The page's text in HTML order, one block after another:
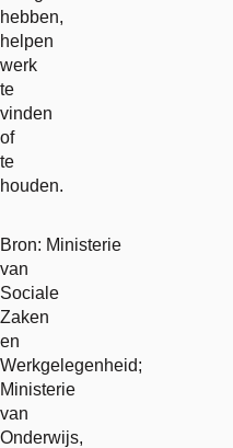
hebben,
helpen
werk
te
vinden
of
te
houden.
Bron: Ministerie
van
Sociale
Zaken
en
Werkgelegenheid;
Ministerie
van
Onderwijs,